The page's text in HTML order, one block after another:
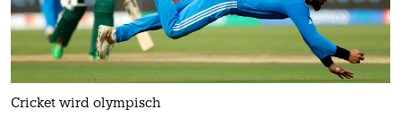
Cricket wird olympisch